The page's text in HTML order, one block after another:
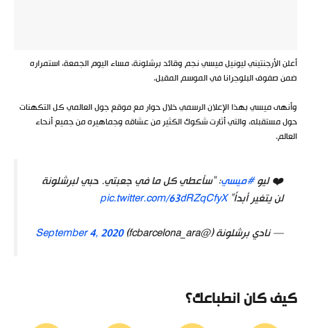
أعلن الأرجنتيني ليونيل ميسي نجم وقائد برشلونة، مساء اليوم الجمعة، استمراره
ضمن صفوف البلوجرانا في الموسم المقبل.
وأنهى ميسي بهذا الإعلان الرسمي خلال حوار مع موقع جول العالمي كل التكهنات
حول مستقبله، والتي أثارت شكوك الكثير من عشاقه وجماهيره من جميع أنحاء
العالم.
❤️ ليو#ميسي: “سأعطي كل ما في جعبتي. حبي لبرشلونة
لن يتغير أبداً”pic.twitter.com/63dRZqCfyX
— نادي برشلونة (@fcbarcelona_ara)
September 4, 2020
كيف كان انطباعك؟